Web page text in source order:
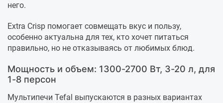
него.
Extra Crisp помогает совмещать вкус и пользу,
особенно актуальна для тех, кто хочет питаться
правильно, но не отказываясь от любимых блюд.
Мощность и объем: 1300-2700 Вт, 3-20 л, для
1-8 персон
Мультипечи Tefal выпускаются в разных вариантах